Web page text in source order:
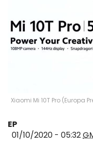
Xiaomi Mi 10T Pro (Europa
EP
01/10/2020 - 05:32